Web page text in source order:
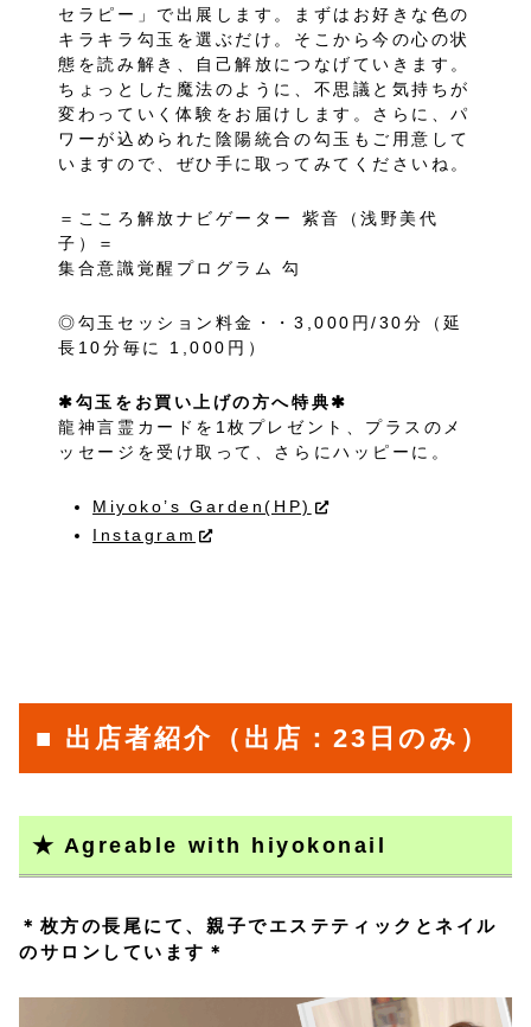
セラピー」で出展します。まずはお好きな色の
キラキラ勾玉を選ぶだけ。そこから今の心の状
態を読み解き、自己解放につなげていきます。
ちょっとした魔法のように、不思議と気持ちが
変わっていく体験をお届けします。さらに、パ
ワーが込められた陰陽統合の勾玉もご用意して
いますので、ぜひ手に取ってみてくださいね。
＝こころ解放ナビゲーター 紫音（浅野美代
子）＝
集合意識覚醒プログラム 勾
◎勾玉セッション料金・・3,000円/30分（延
長10分毎に 1,000円）
✱勾玉をお買い上げの方へ特典✱
龍神言霊カードを1枚プレゼント、プラスのメ
ッセージを受け取って、さらにハッピーに。
Miyoko’s Garden(HP)
Instagram
■ 出店者紹介（出店：23日のみ）
★ Agreable with hiyokonail
＊枚方の長尾にて、親子でエステティックとネイル
のサロンしています＊